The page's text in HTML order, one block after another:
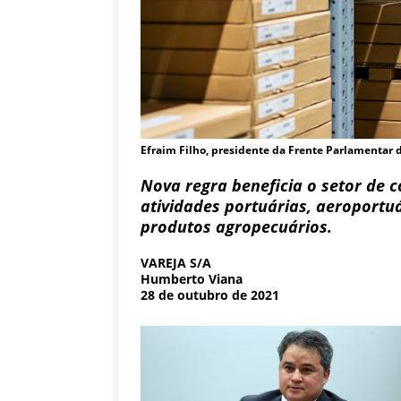
Efraim Filho, presidente da Frente Parlamentar
Nova regra beneficia o setor de
atividades portuárias,
produtos agropecuários.
VAREJA S/A
Humberto Viana
28 de outubro de 2021